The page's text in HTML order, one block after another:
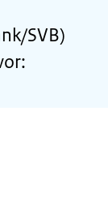
SVB)